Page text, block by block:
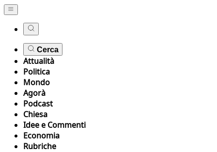
Cerca
Attualità
Politica
Mondo
Agorà
Podcast
Chiesa
Idee e Commenti
Economia
Rubriche